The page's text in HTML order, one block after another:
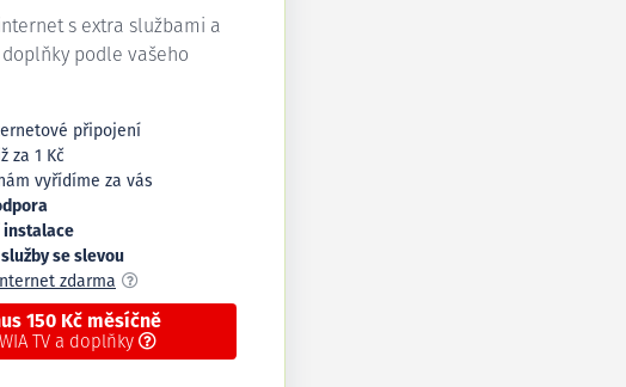
s extra službami a
podle vašeho
připojení
za 1 Kč
vyřídíme za vás
instalace
se slevou
zdarma
150 Kč měsíčně
TV a doplňky